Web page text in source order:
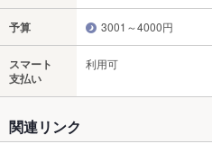
予算 3001～4000円
スマート
支払い
利用可
関連リンク